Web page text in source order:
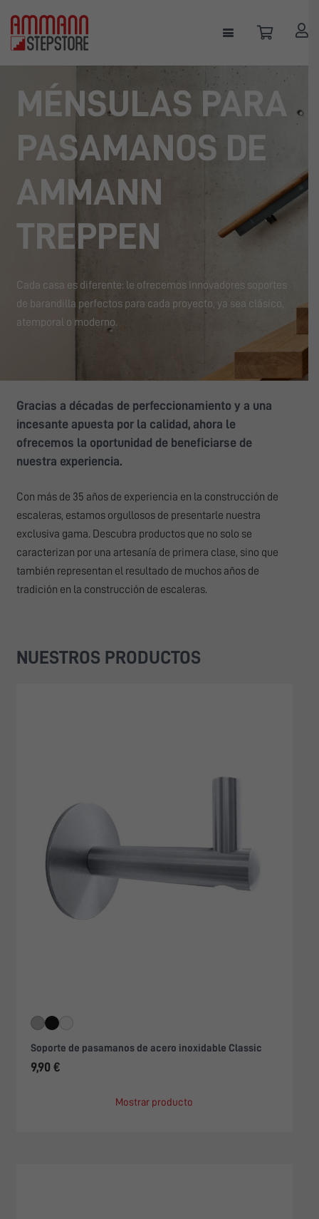
MÉNSULAS PARA
PASAMANOS DE
AMMANN
TREPPEN
Cada casa es diferente: le ofrecemos innovadores soportes
de barandilla perfectos para cada proyecto, ya sea clásico,
atemporal o moderno.
Gracias a décadas de perfeccionamiento y a una
incesante apuesta por la calidad, ahora le
ofrecemos la oportunidad de beneficiarse de
nuestra experiencia.
Con más de 35 años de experiencia en la construcción de
escaleras, estamos orgullosos de presentarle nuestra
exclusiva gama. Descubra productos que no solo se
caracterizan por una artesanía de primera clase, sino que
también representan el resultado de muchos años de
tradición en la construcción de escaleras.
NUESTROS PRODUCTOS
Soporte de pasamanos de acero inoxidable Classic
9,90 €
Mostrar producto